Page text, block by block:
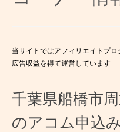
当サイトではアフィリエイトプ
広告収益を得て運営しています
千葉県船橋市
のアコム申込